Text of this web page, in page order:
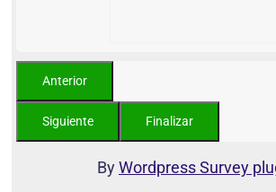
ByWordpress Survey